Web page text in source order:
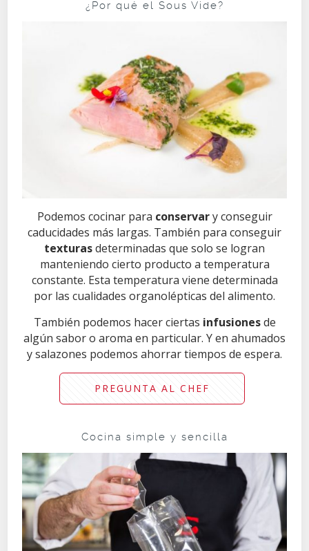
¿Por qué el Sous Vide?
Podemos cocinar para conservary conseguir
caducidades más largas. También para conseguir
texturasdeterminadas que solo se logran
manteniendo cierto producto a temperatura
constante. Esta temperatura viene determinada
por las cualidades organolépticas del alimento.
También podemos hacer ciertas infusionesde
algún sabor o aroma en particular. Y en ahumados
y salazones podemos ahorrar tiempos de espera.
PREGUNTA AL CHEF
Cocina simple y sencilla